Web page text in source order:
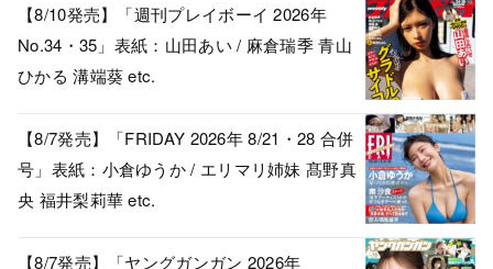
【8/10発売】「週刊プレイボーイ 2026年
No.34・35」表紙：山田あい / 麻倉瑞季 青山
ひかる 溝端葵 etc.
【8/7発売】「FRIDAY 2026年 8/21・28 合併
号」表紙：小倉ゆうか / エリマリ姉妹 髙野真
央 福井梨莉華 etc.
【8/7発売】「ヤングガンガン 2026年